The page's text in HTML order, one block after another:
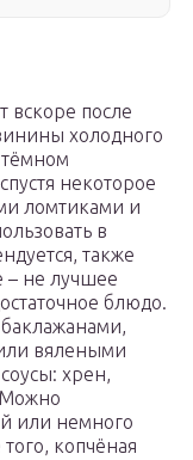
вскоре после
холодного
некоторое
ломтиками и
в
также
не лучшее
блюдо.
вялеными
хрен,
Можно
или немного
копчёная